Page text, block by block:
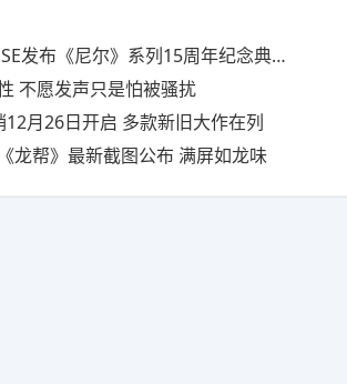
布《尼尔》系列15周年纪念典藏套装
不愿发声只是怕被骚扰
月26日开启 多款新旧大作在列
龙帮》最新截图公布 满屏如龙味